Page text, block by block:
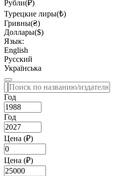
Рубли(₽)
Турецкие лиры(₺)
Гривны(₴)
Доллары($)
Язык:
English
Русский
Українська
Год
Год
Цена (₽)
Цена (₽)